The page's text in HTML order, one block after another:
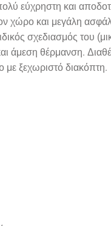
εύχρηστη και
χώρο και μεγάλη
σχεδιασμός του
άμεση θέρμανση.
ξεχωριστό διακόπτη.